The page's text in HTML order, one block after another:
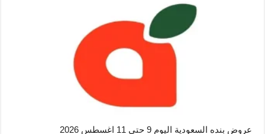
عروض بنده السعودية اليوم 9 حتى 11 اغسطس 2026